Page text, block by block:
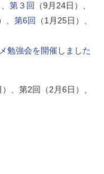
第３回
（9月24日）、
、 第6回
（1月25日）、
勉強会を開催しました
、第2回（2月6日）、